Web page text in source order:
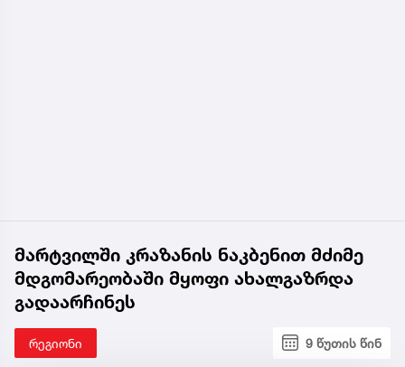
მარტვილში კრაზანის ნაკბენით მძიმე
მდგომარეობაში მყოფი ახალგაზრდა
გადაარჩინეს
რეგიონი 9 წუთის წინ